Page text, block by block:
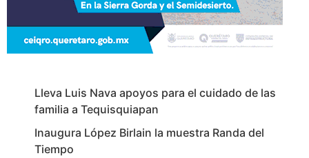
Lleva Luis Nava apoyos para el cuidado de las
familia a Tequisquiapan
Inaugura López Birlain la muestra Randa del
Tiempo